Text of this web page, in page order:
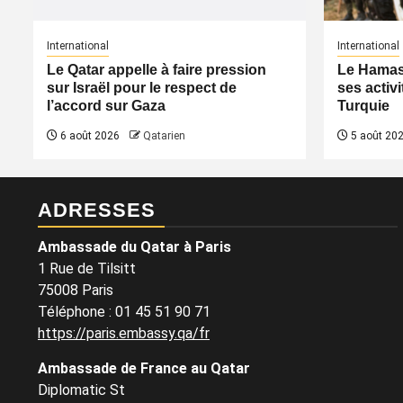
International
Le Qatar appelle à faire pression
sur Israël pour le respect de
l’accord sur Gaza
6 août 2026 Qatarien
International
Le
ses
Turquie
5 août
ADRESSES
Ambassade du Qatar à Paris
1 Rue de Tilsitt
75008 Paris
Téléphone : 01 45 51 90 71
https://paris.embassy.qa/fr
Ambassade de France au Qatar
Diplomatic St